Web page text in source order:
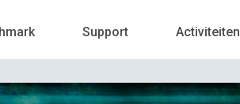
Support Activiteiten